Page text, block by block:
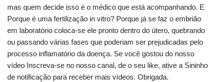
mas quem decide isso é o médico que está acompanhando. E
Porque é uma fertilização in vitro? Porque já se faz o embrião
em laboratório coloca-se ele pronto dentro do útero, quebrando
ou passando várias fases que poderiam ser prejudicadas pelo
processo inflamatório da doença. Se você gostou do nosso
vídeo Inscreva-se no nosso canal, de o seu like, ative a Sininho
de notificação para receber mais vídeos. Obrigada.